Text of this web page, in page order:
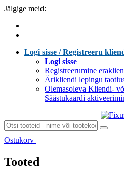
Jälgige meid:
Logi sisse / Registreeru
Logi sisse
Registreerumine
Ärikliendi lepingu
Olemasoleva Kliendi-
Säästukaardi
Ostukorv
Tooted